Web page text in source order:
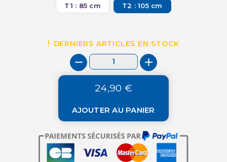
T1 : 85 cm T2 : 105 cm
DERNIERS ARTICLES EN STOCK
24,90 €
AJOUTER AU PANIER